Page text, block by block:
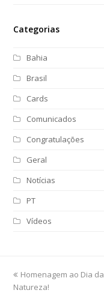
Categorias
Bahia
Brasil
Cards
Comunicados
Congratulações
Geral
Notícias
PT
Vídeos
previous
post:
Homenagem ao Dia da
Natureza!